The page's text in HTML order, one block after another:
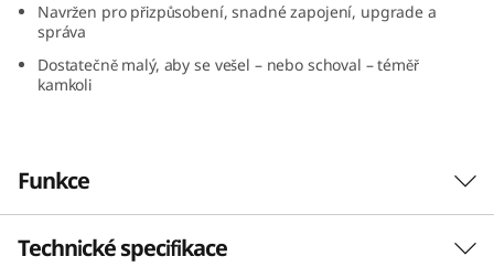
Navržen pro přizpůsobení, snadné zapojení, upgrade a
správa
Dostatečně malý, aby se vešel – nebo schoval – téměř
kamkoli
Funkce
Technické specifikace